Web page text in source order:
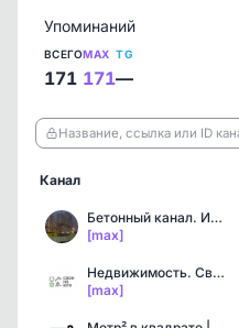
Упоминаний
ВСЕГО
171
MAX
171
TG
—
Название, ссылка или ID
Канал
Бетонный канал. Инвестиц…
[max]
Недвижимость. Свои на юге
[max]